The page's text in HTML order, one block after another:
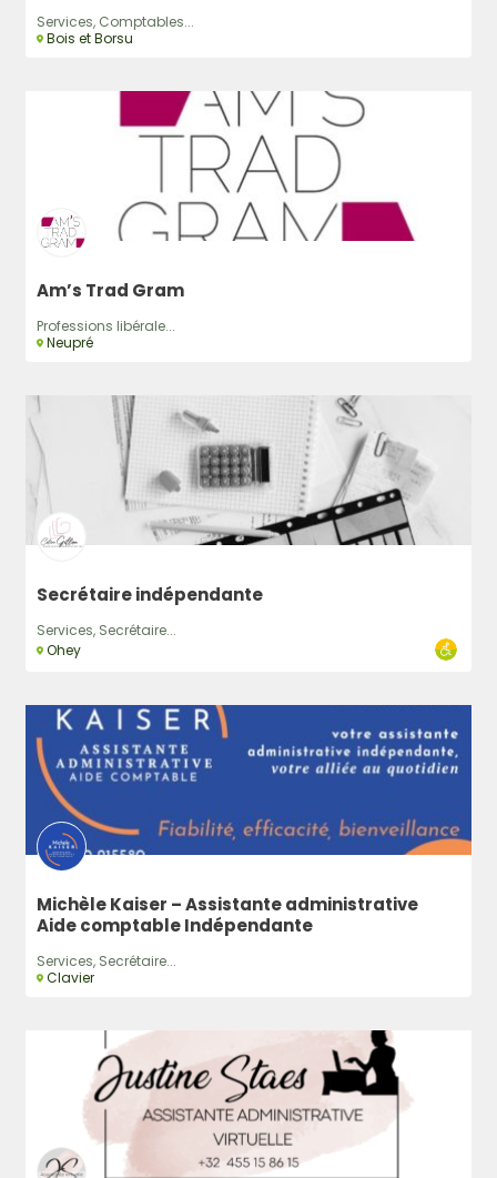
Services, Comptables...
Bois et Borsu
Am’s Trad Gram
Professions libérale...
Neupré
Secrétaire indépendante
Services, Secrétaire...
Ohey
Michèle Kaiser – Assistante administrative
Aide comptable Indépendante
Services, Secrétaire...
Clavier